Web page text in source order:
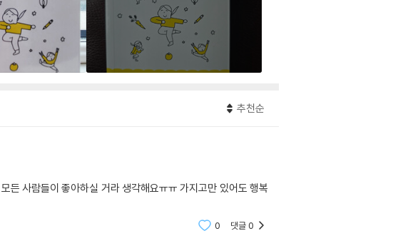
추천순
든 사람들이 좋아하실 거라 생각해요ㅠㅠ 가지고만 있어도 행복
0 댓글0